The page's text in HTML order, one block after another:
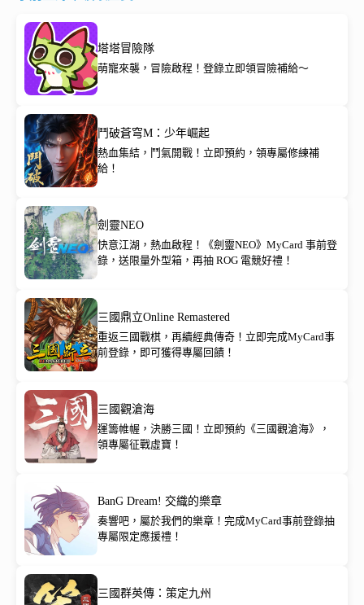
塔塔冒險隊
萌寵來襲，冒險啟程！登錄立即領冒險補給～
鬥破蒼穹M：少年崛起
熱血集結，鬥氣開戰！立即預約，領專屬修練補
給！
劍靈NEO
快意江湖，熱血啟程！《劍靈NEO》MyCard 事前登
錄，送限量外型箱，再抽 ROG 電競好禮！
三國鼎立Online Remastered
重返三國戰棋，再續經典傳奇！立即完成MyCard事
前登錄，即可獲得專屬回饋！
三國觀滄海
運籌帷幄，決勝三國！立即預約《三國觀滄海》，
領專屬征戰虛寶！
BanG Dream! 交織的樂章
奏響吧，屬於我們的樂章！完成MyCard事前登錄抽
專屬限定應援禮！
三國群英傳：策定九州